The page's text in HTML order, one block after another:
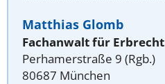
Matthias Glomb
Fachanwalt für Erbrecht
Perhamerstraße 9 (Rgb.)
80687 München